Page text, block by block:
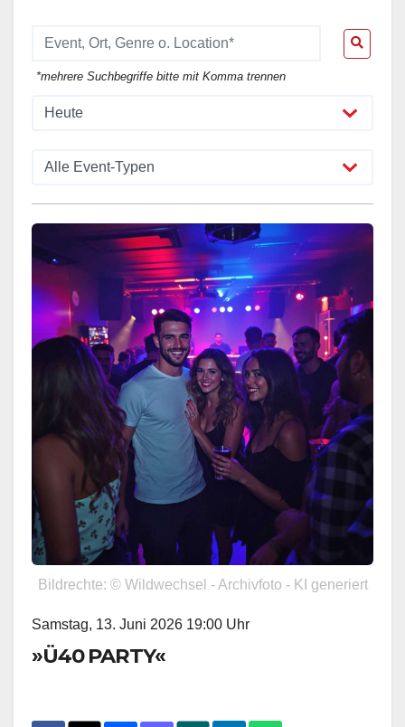
*mehrere Suchbegriffe bitte mit Komma trennen
Bildrechte: © Wildwechsel - Archivfoto - KI generiert
Samstag, 13. Juni 2026 19:00 Uhr
»Ü40 PARTY«